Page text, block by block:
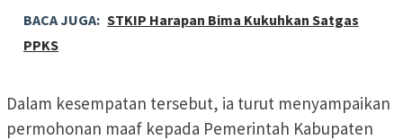
BACA JUGA: STKIP Harapan Bima Kukuhkan Satgas
PPKS
Dalam kesempatan tersebut, ia turut menyampaikan
permohonan maaf kepada Pemerintah Kabupaten